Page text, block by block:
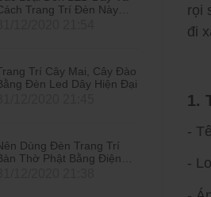
rọi
đi
1.
-
-
Trang Trí Đèn Này
Trí Cây Mai, Cây Đào
Đèn Led Dây Hiện Đại
Dùng Đèn Trang Trí
Thờ Phật Bằng Điện